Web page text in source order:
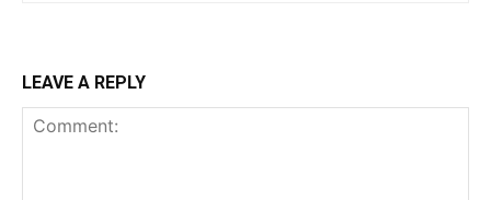
LEAVE A REPLY